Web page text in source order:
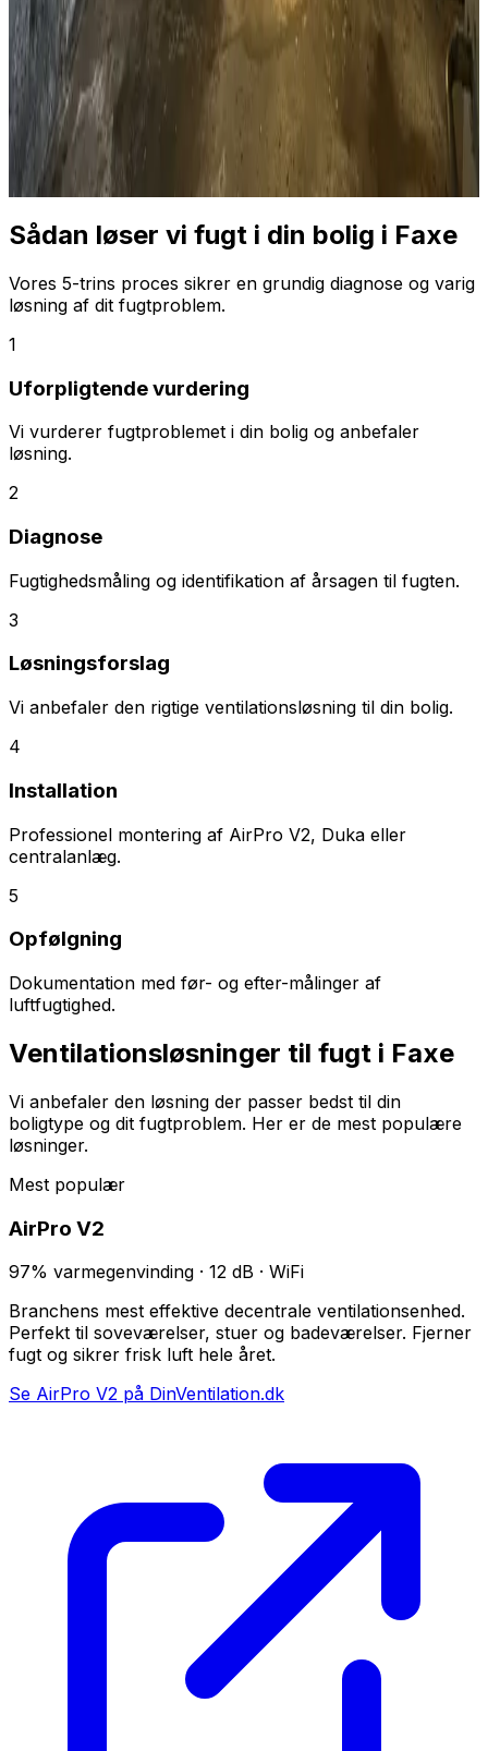
Sådan løser vi fugt i din bolig i Faxe
Vores 5-trins proces sikrer en grundig diagnose og varig
løsning af dit fugtproblem.
1
Uforpligtende vurdering
Vi vurderer fugtproblemet i din bolig og anbefaler
løsning.
2
Diagnose
Fugtighedsmåling og identifikation af årsagen til fugten.
3
Løsningsforslag
Vi anbefaler den rigtige ventilationsløsning til din bolig.
4
Installation
Professionel montering af AirPro V2, Duka eller
centralanlæg.
5
Opfølgning
Dokumentation med før- og efter-målinger af
luftfugtighed.
Ventilationsløsninger til fugt i Faxe
Vi anbefaler den løsning der passer bedst til din
boligtype og dit fugtproblem. Her er de mest populære
løsninger.
Mest populær
AirPro V2
97% varmegenvinding · 12 dB · WiFi
Branchens mest effektive decentrale ventilationsenhed.
Perfekt til soveværelser, stuer og badeværelser. Fjerner
fugt og sikrer frisk luft hele året.
Se AirPro V2 på DinVentilation.dk